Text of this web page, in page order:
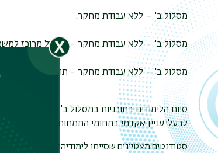
מסלול ב' – ללא עבודת מחקר.
מסלול ב' – ללא עבודת מחקר - מסלול מרוכז
מסלול ב' – ללא עבודת מחקר - תוכנית מרוכזת
סיום הלימודים בתוכניות במסלול ב' (ללא עבודת
לבעלי עניין אקדמי בתחומי התמחות מסוימים,
סטודנטים מצטיינים שסיימו לימודיהם במסלול ב'